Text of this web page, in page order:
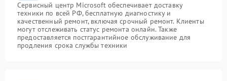
Сервисный центр Microsoft обеспечивает доставку
техники по всей РФ, бесплатную диагностику и
качественный ремонт, включая срочный ремонт. Клиенты
могут отслеживать статус ремонта онлайн. Также
предоставляется постгарантийное обслуживание для
продления срока службы техники